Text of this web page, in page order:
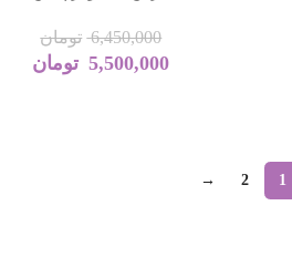
6,450,000 تومان
5,500,000 تومان
1
2
→